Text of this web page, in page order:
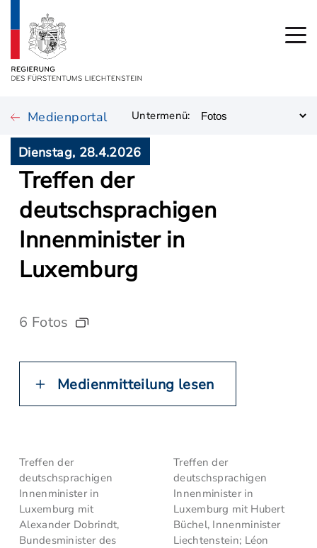
Medienportal Untermenü:
Dienstag, 28.4.2026
Treffen der
deutschsprachigen
Innenminister in
Luxemburg
6 Fotos
Medienmitteilung lesen
Treffen der
deutschsprachigen
Innenminister in
Luxemburg mit
Alexander Dobrindt,
Bundesminister des
Treffen der
deutschsprachigen
Innenminister in
Luxemburg mit Hubert
Büchel, Innenminister
Liechtenstein; Léon